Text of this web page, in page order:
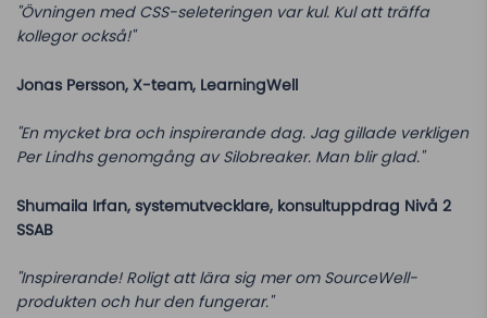
"Övningen med CSS-seleteringen var kul. Kul att träffa
kollegor också!"
Jonas Persson, X-team, LearningWell
"En mycket bra och inspirerande dag. Jag gillade verkligen
Per Lindhs genomgång av Silobreaker. Man blir glad."
Shumaila Irfan, systemutvecklare, konsultuppdrag Nivå 2
SSAB
"Inspirerande! Roligt att lära sig mer om SourceWell-
produkten och hur den fungerar."